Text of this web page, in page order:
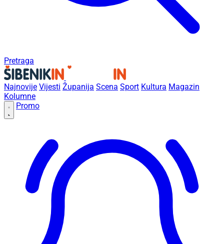
Pretraga
Najnovije Vijesti Županija Scena Sport Kultura Magazin
Kolumne
Promo